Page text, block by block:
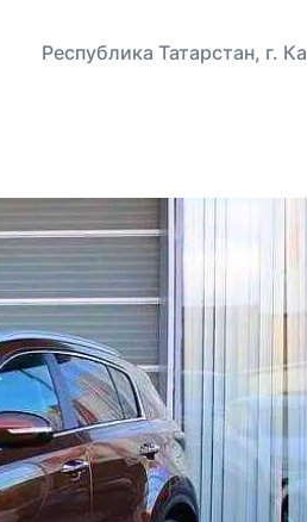
Республика Татарстан, г.